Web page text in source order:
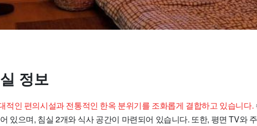
정보
적인 편의시설과 전통적인 한옥 분위기를 조화롭게 결합하고 있습니다.
있으며, 침실 2개와 식사 공간이 마련되어 있습니다. 또한, 평면 TV와